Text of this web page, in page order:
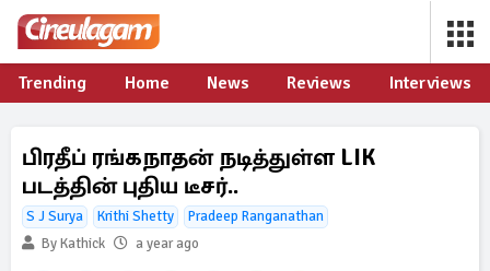
Trending Home News Reviews Interviews
பிரதீப் ரங்கநாதன் நடித்துள்ள LIK
படத்தின் புதிய டீசர்..
S J Surya Krithi Shetty
Pradeep Ranganathan
By Kathick
a year ago